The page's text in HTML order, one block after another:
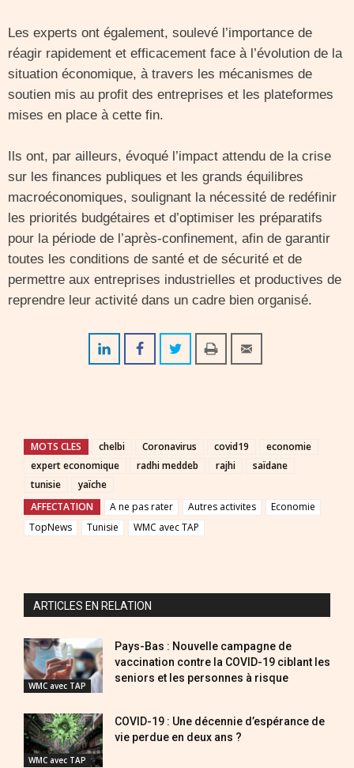
Les experts ont également, soulevé l’importance de
réagir rapidement et efficacement face à l’évolution de la
situation économique, à travers les mécanismes de
soutien mis au profit des entreprises et les plateformes
mises en place à cette fin.
Ils ont, par ailleurs, évoqué l’impact attendu de la crise
sur les finances publiques et les grands équilibres
macroéconomiques, soulignant la nécessité de redéfinir
les priorités budgétaires et d’optimiser les préparatifs
pour la période de l’après-confinement, afin de garantir
toutes les conditions de santé et de sécurité et de
permettre aux entreprises industrielles et productives de
reprendre leur activité dans un cadre bien organisé.
MOTS CLES chelbi Coronavirus covid19
economie
expert economique
radhi meddeb rajhi
saïdane
tunisie
yaïche
AFFECTATION
A ne pas rater Autres activites
Economie
TopNews
Tunisie WMC avec TAP
ARTICLES EN RELATION
WMC avec TAP
Pays-Bas : Nouvelle campagne de
vaccination contre la COVID-19 ciblant les
seniors et les personnes à risque
WMC avec TAP
COVID-19 : Une décennie d’espérance de
vie perdue en deux ans ?